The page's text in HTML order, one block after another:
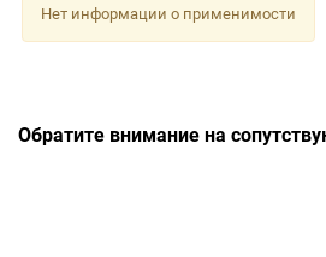
Нет информации о применимости
Обратите внимание на